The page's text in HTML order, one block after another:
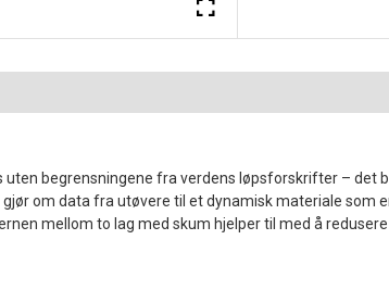
begrensningene fra verdens løpsforskrifter – det
om data fra utøvere til et dynamisk materiale som
mellom to lag med skum hjelper til med å